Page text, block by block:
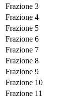
Frazione 3
Frazione 4
Frazione 5
Frazione 6
Frazione 7
Frazione 8
Frazione 9
Frazione 10
Frazione 11